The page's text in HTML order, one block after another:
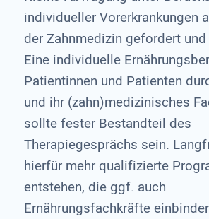
individueller Vorerkrankungen
der Zahnmedizin gefordert
Eine individuelle
Patientinnen und Patienten
und ihr (zahn)medizinisches
sollte fester Bestandteil des
Therapiegesprächs sein.
hierfür mehr qualifizierte
entstehen, die ggf. auch
Ernährungsfachkräfte